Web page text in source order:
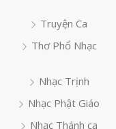
Truyện Ca
Thơ Phổ Nhạc
Nhạc Trịnh
Nhạc Phật Giáo
Nhạc Thánh ca